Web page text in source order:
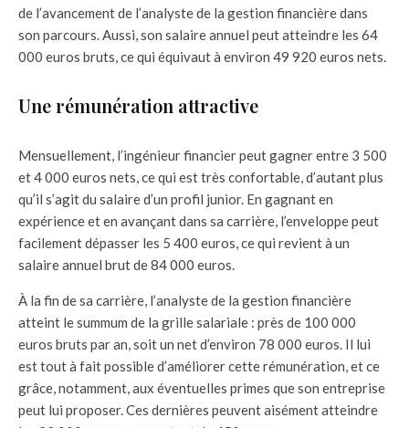
de l’avancement de l’analyste de la gestion financière dans
son parcours. Aussi, son salaire annuel peut atteindre les 64
000 euros bruts, ce qui équivaut à environ 49 920 euros nets.
Une rémunération attractive
Mensuellement, l’ingénieur financier peut gagner entre 3 500
et 4 000 euros nets, ce qui est très confortable, d’autant plus
qu’il s’agit du salaire d’un profil junior. En gagnant en
expérience et en avançant dans sa carrière, l’enveloppe peut
facilement dépasser les 5 400 euros, ce qui revient à un
salaire annuel brut de 84 000 euros.
À la fin de sa carrière, l’analyste de la gestion financière
atteint le summum de la grille salariale : près de 100 000
euros bruts par an, soit un net d’environ 78 000 euros. Il lui
est tout à fait possible d’améliorer cette rémunération, et ce
grâce, notamment, aux éventuelles primes que son entreprise
peut lui proposer. Ces dernières peuvent aisément atteindre